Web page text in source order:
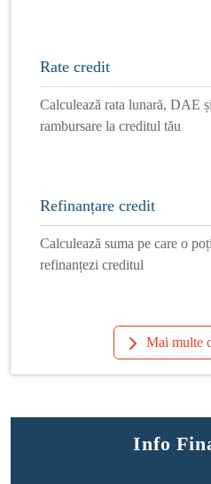
Rate credit
Calculează rata lunară, DAE
rambursare la creditul tău
Refinanțare credit
Calculează suma pe care o
refinanțezi creditul
Mai multe
Info